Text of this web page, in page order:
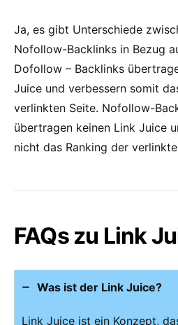
Ja, es gibt Unterschiede
Nofollow-Backlinks in Bezug
Dofollow – Backlinks
Juice und verbessern somit
verlinkten Seite. Nofollow-
übertragen keinen Link Juice
nicht das Ranking der
FAQs zu Link
Was ist der Link Juice?
Link Juice ist ein Konzept,